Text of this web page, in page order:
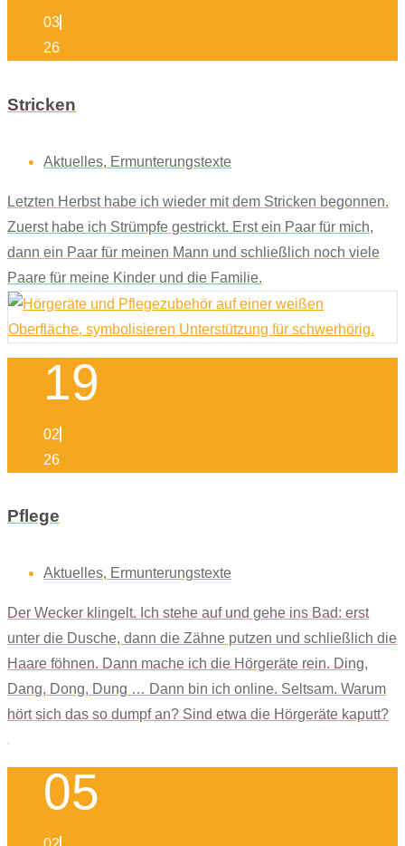
03
26
Stricken
Aktuelles, Ermunterungstexte
Letzten Herbst habe ich wieder mit dem Stricken begonnen.
Zuerst habe ich Strümpfe gestrickt. Erst ein Paar für mich,
dann ein Paar für meinen Mann und schließlich noch viele
Paare für meine Kinder und die Familie.
19
02
26
Pflege
Aktuelles, Ermunterungstexte
Der Wecker klingelt. Ich stehe auf und gehe ins Bad: erst
unter die Dusche, dann die Zähne putzen und schließlich die
Haare föhnen. Dann mache ich die Hörgeräte rein. Ding,
Dang, Dong, Dung … Dann bin ich online. Seltsam. Warum
hört sich das so dumpf an? Sind etwa die Hörgeräte kaputt?
05